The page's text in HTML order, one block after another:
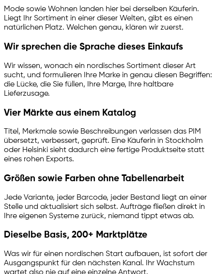
Mode sowie Wohnen landen hier bei derselben Käuferin.
Liegt Ihr Sortiment in einer dieser Welten, gibt es einen
natürlichen Platz. Welchen genau, klären wir zuerst.
Wir sprechen die Sprache dieses Einkaufs
Wir wissen, wonach ein nordisches Sortiment dieser Art
sucht, und formulieren Ihre Marke in genau diesen Begriffen:
die Lücke, die Sie füllen, Ihre Marge, Ihre haltbare
Lieferzusage.
Vier Märkte aus einem Katalog
Titel, Merkmale sowie Beschreibungen verlassen das PIM
übersetzt, verbessert, geprüft. Eine Käuferin in Stockholm
oder Helsinki sieht dadurch eine fertige Produktseite statt
eines rohen Exports.
Größen sowie Farben ohne Tabellenarbeit
Jede Variante, jeder Barcode, jeder Bestand liegt an einer
Stelle und aktualisiert sich selbst. Aufträge fließen direkt in
Ihre eigenen Systeme zurück, niemand tippt etwas ab.
Dieselbe Basis, 200+ Marktplätze
Was wir für einen nordischen Start aufbauen, ist sofort der
Ausgangspunkt für den nächsten Kanal. Ihr Wachstum